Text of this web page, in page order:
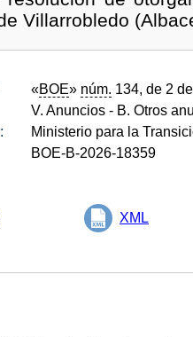
Villarrobledo
«BOE» núm. 134, de 2
V. Anuncios - B. Otros
Ministerio para la
BOE-B-2026-18359
XML